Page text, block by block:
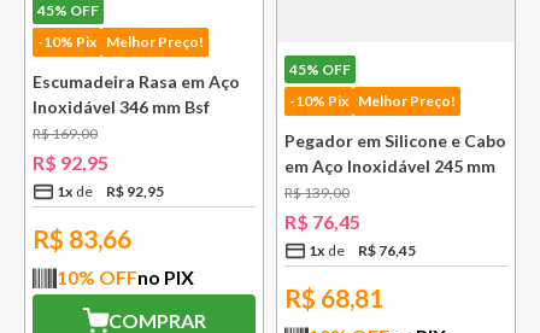
45% OFF
-10% Pix Melhor Preço!
Escumadeira Rasa em Aço
Inoxidável 346 mm Bsf
R$169,00
R$ 92,95
1x R$ 92,95
R$ 83,66
10% OFFno PIX
COMPRAR
45% OFF
-10% Pix Melhor Preço!
Pegador em Silicone e Cabo
em Aço Inoxidável 245 mm
Bsf
R$139,00
R$ 76,45
1x R$ 76,45
R$ 68,81